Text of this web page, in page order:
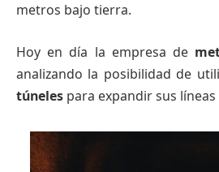
metros bajo tierra.
Hoy en día la empresa de
analizando la posibilidad de
túneles para expandir sus